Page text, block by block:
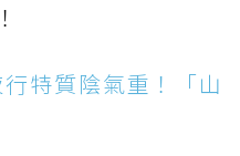
特質陰氣重！「山